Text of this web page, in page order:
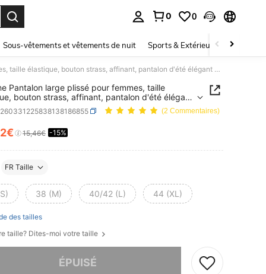
0 0
Sous-vêtements et vêtements de nuit Sports & Extérieur Enfants
Selianne Pantalon large plissé pour femmes, taille élastique, bouton strass, affinant, pantalon d'été élégant et décontracté
Pantalon large plissé pour femmes, taille
bouton strass, affinant, pantalon d'été élégant
(2 Commentaires)
AND AVAILABILITY
15,46€ -15%
FR Taille
38 (M) 40/42 (L) 44 (XL)
des tailles
taille? Dites-moi votre taille
ÉPUISÉ
ce produit est épuisé.